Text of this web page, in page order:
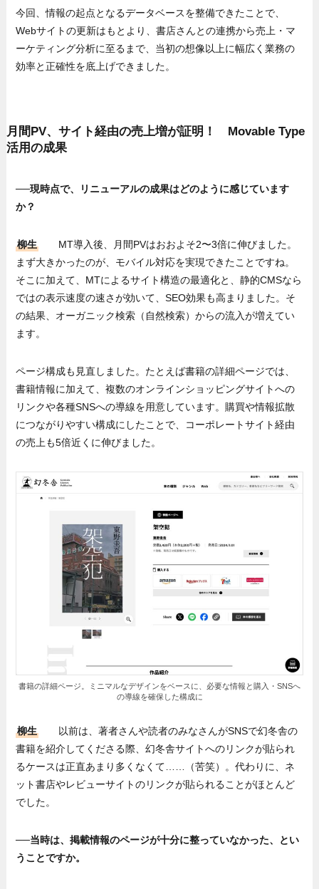
今回、情報の起点となるデータベースを整備できたことで、
Webサイトの更新はもとより、書店さんとの連携から売上・マ
ーケティング分析に至るまで、当初の想像以上に幅広く業務の
効率と正確性を底上げできました。
月間PV、サイト経由の売上増が証明！ Movable Type
活用の成果
──現時点で、リニューアルの成果はどのように感じています
か？
柳生
MT導入後、月間PVはおおよそ2〜3倍に伸びました。
まず大きかったのが、モバイル対応を実現できたことですね。
そこに加えて、MTによるサイト構造の最適化と、静的CMSなら
ではの表示速度の速さが効いて、SEO効果も高まりました。そ
の結果、オーガニック検索（自然検索）からの流入が増えてい
ます。
ページ構成も見直しました。たとえば書籍の詳細ページでは、
書籍情報に加えて、複数のオンラインショッピングサイトへの
リンクや各種SNSへの導線を用意しています。購買や情報拡散
につながりやすい構成にしたことで、コーポレートサイト経由
の売上も5倍近くに伸びました。
書籍の詳細ページ。ミニマルなデザインをベースに、必要な情報と購入・SNSへ
の導線を確保した構成に
柳生
以前は、著者さんや読者のみなさんがSNSで幻冬舎の
書籍を紹介してくださる際、幻冬舎サイトへのリンクが貼られ
るケースは正直あまり多くなくて……（苦笑）。代わりに、ネ
ット書店やレビューサイトのリンクが貼られることがほとんど
でした。
──当時は、掲載情報のページが十分に整っていなかった、とい
うことですか。